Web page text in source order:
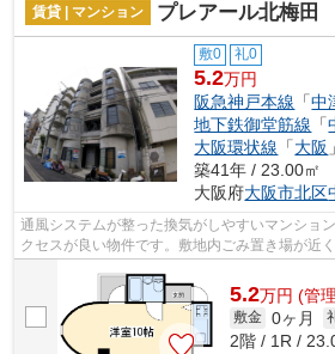
賃貸 | マンション プレアール北梅田
敷0 礼0
5.2万円
阪急神戸本線 「中
地下鉄御堂筋線 「
大阪環状線 「大阪
築41年 / 23.00㎡
大阪府大阪市北区
通風システムが整った換気がしやすいマンショ
クセスが良い物件です。敷地内ごみ置き場が近
5.2万円 (管
敷金 0ヶ月
2階 / 1R /